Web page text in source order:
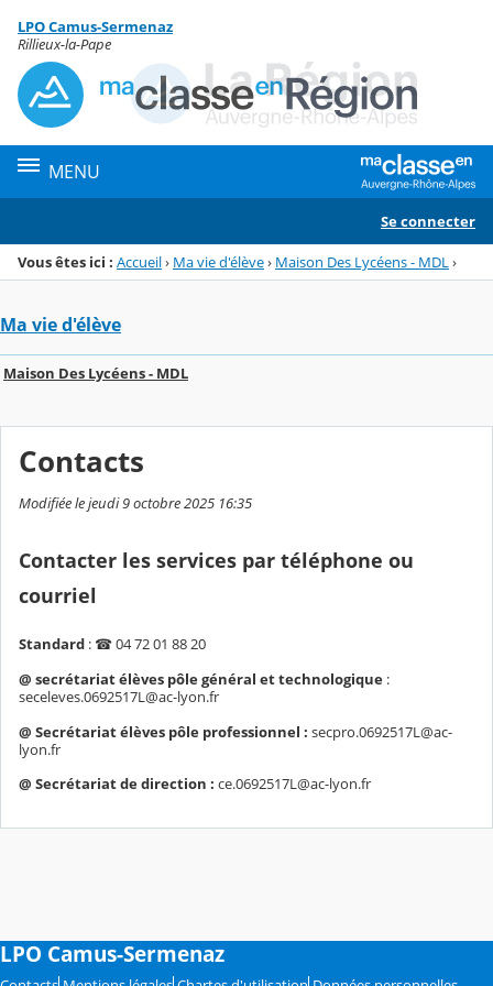
Menu de la rubrique
Contenu
LPO Camus-Sermenaz
Rillieux-la-Pape
MENU
Se connecter
Vous êtes ici : Accueil› Ma vie d'élève› Maison Des Lycéens - MDL ›
Ma vie d'élève
Maison Des Lycéens - MDL
Contacts
Modifiée le jeudi 9 octobre 2025 16:35
Contacter les services par téléphone ou
courriel
Standard : ☎ 04 72 01 88 20
@ secrétariat élèves pôle général et technologique :
seceleves.0692517L@ac-lyon.fr
@ Secrétariat élèves pôle professionnel : secpro.0692517L@ac-
lyon.fr
@ Secrétariat de direction : ce.0692517L@ac-lyon.fr
LPO Camus-Sermenaz